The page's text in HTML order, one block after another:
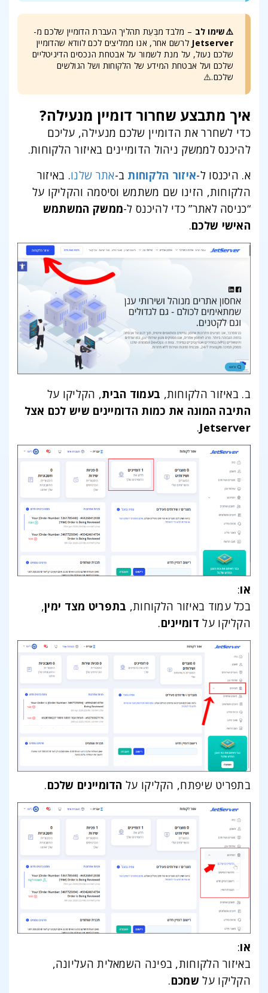
⚠️שימו לב – מלבד מבְּעֵת תהליך העברת הדומיין שלכם מ-
Jetserver לרשם אחר, אנו ממליצים לכם לוודא שהדומיין
שלכם נעול, על מנת לשמור על אבטחת הנכסים הדיגיטליים
שלכם ועל אבטחת המידע של הלקוחות ושל הגולשים
שלכם.⚠️
איך מתבצע שחרור דומיין מנעילה?
כדי לשחרר את הדומיין שלכם מנעילה, עליכם
להיכנס לממשק ניהול הדומיינים באיזור הלקוחות.
א. היכנסו ל-איזור הלקוחות ב-אתר שלנו. באיזור
הלקוחות, הזינו שם משתמש וסיסמה והקליקו על
“כניסה לאתר” כדי להיכנס ל-ממשק המשתמש
האישי שלכם.
ב. באיזור הלקוחות, בעמוד הבית, הקליקו על
התיבה המונה את כמות הדומיינים שיש לכם אצל
Jetserver
.
או:
בכל עמוד באיזור הלקוחות, בתפריט מצד ימין,
הקליקו על דומיינים.
בתפריט שיפתח, הקליקו על הדומיינים שלכם.
או:
באיזור הלקוחות, בפינה השמאלית העליונה,
הקליקו על שמכם.